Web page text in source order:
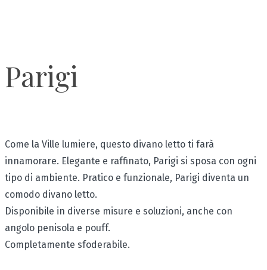
Parigi
Come la Ville lumiere, questo divano letto ti farà
innamorare. Elegante e raffinato, Parigi si sposa con ogni
tipo di ambiente. Pratico e funzionale, Parigi diventa un
comodo divano letto.
Disponibile in diverse misure e soluzioni, anche con
angolo penisola e pouff.
Completamente sfoderabile.